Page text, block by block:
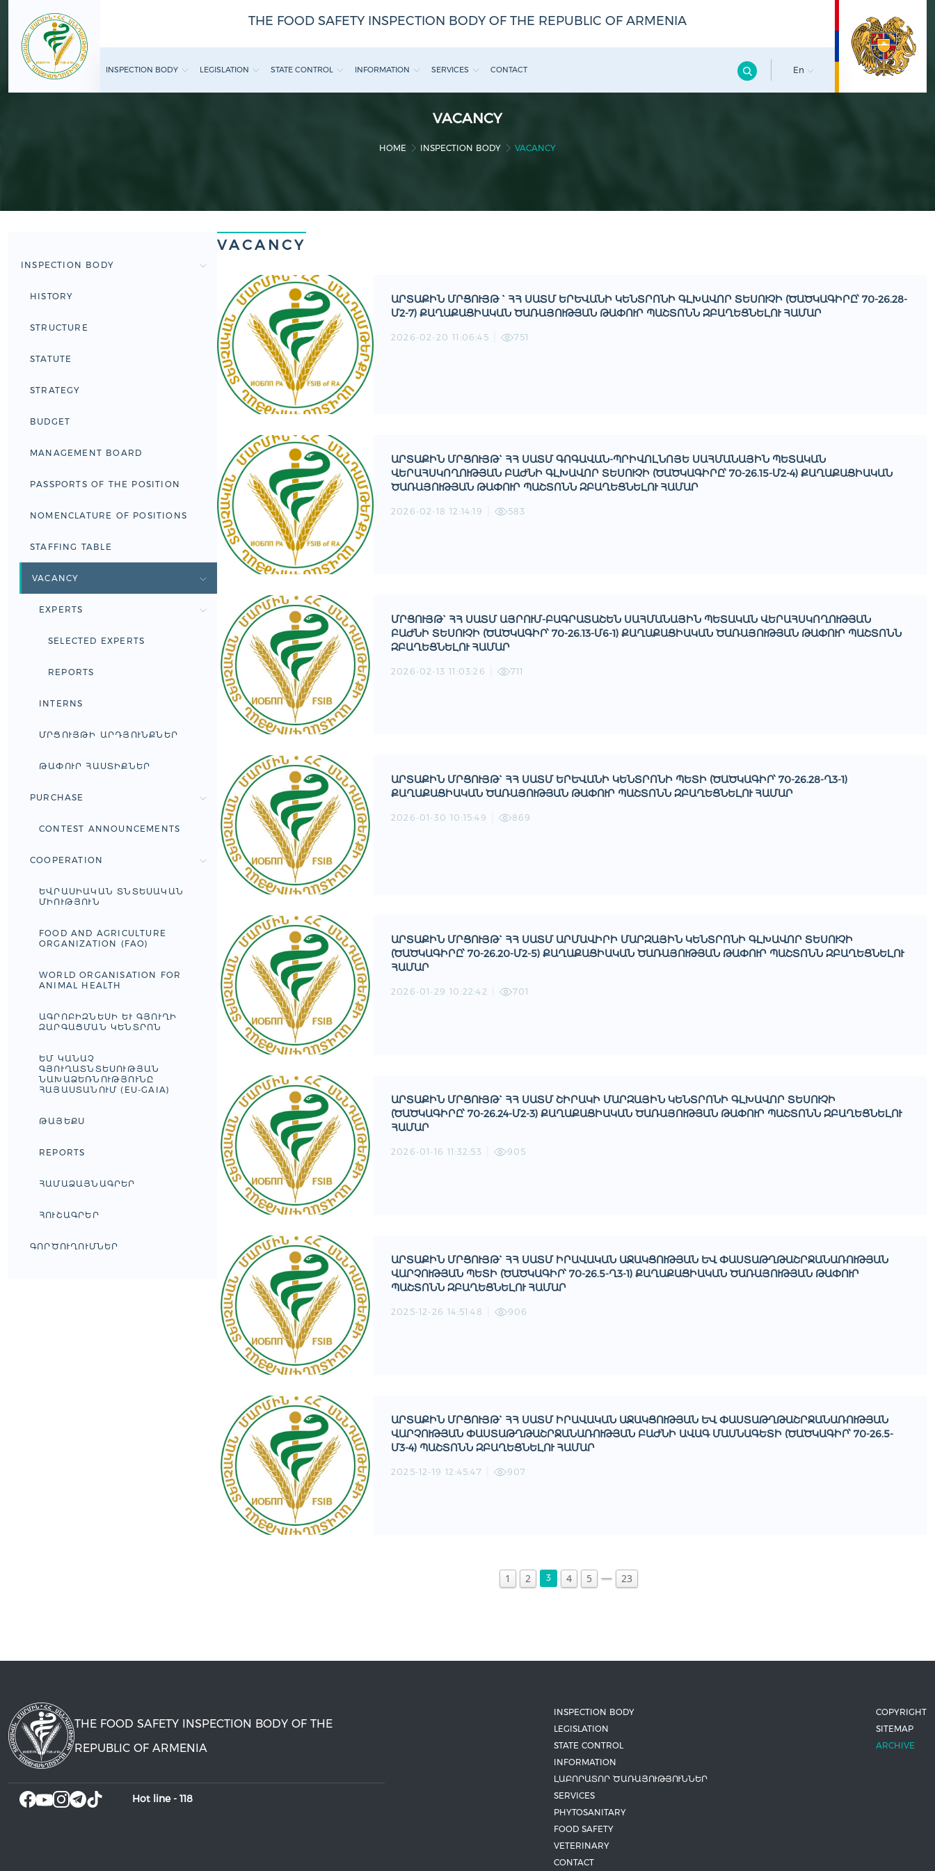
THE FOOD SAFETY INSPECTION BODY OF THE REPUBLIC OF ARMENIA
INSPECTION BODY LEGISLATION STATE CONTROL INFORMATION SERVICES CONTACT En
VACANCY
HOME INSPECTION BODY VACANCY
INSPECTION BODY
HISTORY
STRUCTURE
STATUTE
STRATEGY
BUDGET
MANAGEMENT BOARD
PASSPORTS OF THE POSITION
NOMENCLATURE OF POSITIONS
STAFFING TABLE
VACANCY
EXPERTS
SELECTED EXPERTS
REPORTS
INTERNS
ՄՐՑՈՒՅԹԻ ԱՐԴՅՈՒՆՔՆԵՐ
ԹԱՓՈՒՐ ՀԱՍՏԻՔՆԵՐ
PURCHASE
CONTEST ANNOUNCEMENTS
COOPERATION
ԵՎՐԱՍԻԱԿԱՆ ՏՆՏԵՍԱԿԱՆ
ՄԻՈՒԹՅՈՒՆ
FOOD AND AGRICULTURE
ORGANIZATION (FAO)
WORLD ORGANISATION FOR
ANIMAL HEALTH
ԱԳՐՈԲԻԶՆԵՍԻ ԵՒ ԳՅՈՒՂԻ Զ
ԱՐԳԱՑՄԱՆ ԿԵՆՏՐՈՆ
ԵՄ ԿԱՆԱՉ
ԳՅՈՒՂԱՏՆՏԵՍՈՒԹՅԱՆ
ՆԱԽԱՁԵՌՆՈՒԹՅՈՒՆԸ
ՀԱՅԱՍՏԱՆՈՒՄ (EU-GAIA)
ԹԱՅԵՔՍ
REPORTS
ՀԱՄԱՁԱՅՆԱԳՐԵՐ
ՀՈՒՇԱԳՐԵՐ
ԳՈՐԾՈՒՂՈՒՄՆԵՐ
VACANCY
ԱՐՏԱՔԻՆ ՄՐՑՈՒՅԹ ` ՀՀ ՍԱՏՄ ԵՐԵՒԱՆԻ ԿԵՆՏՐՈՆԻ ԳԼԽԱՎՈՐ ՏԵՍՈՒՉԻ (ԾԱԾԿԱԳԻՐԸ՝ 70-26.28-Մ
2-7) ՔԱՂԱՔԱՑԻԱԿԱՆ ԾԱՌԱՅՈՒԹՅԱՆ ԹԱՓՈՒՐ ՊԱՇՏՈՆՆ ԶԲԱՂԵՑՆԵԼՈՒ ՀԱՄԱՐ
2026-02-20 11:06:45 751
ԱՐՏԱՔԻՆ ՄՐՑՈՒՅԹ` ՀՀ ՍԱՏՄ ԳՈԳԱՎԱՆ-ՊՐԻՎՈԼՆՈՅԵ ՍԱՀՄԱՆԱՅԻՆ ՊԵՏԱԿԱՆ
ՎԵՐԱՀՍԿՈՂՈՒԹՅԱՆ ԲԱԺՆԻ ԳԼԽԱՎՈՐ ՏԵՍՈՒՉԻ (ԾԱԾԿԱԳԻՐԸ՝ 70-26.15-Մ2-4) ՔԱՂԱՔԱՑԻԱԿԱՆ
ԾԱՌԱՅՈՒԹՅԱՆ ԹԱՓՈՒՐ ՊԱՇՏՈՆՆ ԶԲԱՂԵՑՆԵԼՈՒ ՀԱՄԱՐ
2026-02-18 12:14:19 583
ՄՐՑՈՒՅԹ` ՀՀ ՍԱՏՄ ԱՅՐՈՒՄ-ԲԱԳՐԱՏԱՇԵՆ ՍԱՀՄԱՆԱՅԻՆ ՊԵՏԱԿԱՆ ՎԵՐԱՀՍԿՈՂՈՒԹՅԱՆ
ԲԱԺՆԻ ՏԵՍՈՒՉԻ (ԾԱԾԿԱԳԻՐ՝ 70-26.13-Մ6-1) ՔԱՂԱՔԱՑԻԱԿԱՆ ԾԱՌԱՅՈՒԹՅԱՆ ԹԱՓՈՒՐ ՊԱՇՏՈՆՆ
ԶԲԱՂԵՑՆԵԼՈՒ ՀԱՄԱՐ
2026-02-13 11:03:26 711
ԱՐՏԱՔԻՆ ՄՐՑՈՒՅԹ` ՀՀ ՍԱՏՄ ԵՐԵՎԱՆԻ ԿԵՆՏՐՈՆԻ ՊԵՏԻ (ԾԱԾԿԱԳԻՐ՝ 70-26.28-Ղ3-1)
ՔԱՂԱՔԱՑԻԱԿԱՆ ԾԱՌԱՅՈՒԹՅԱՆ ԹԱՓՈՒՐ ՊԱՇՏՈՆՆ ԶԲԱՂԵՑՆԵԼՈՒ ՀԱՄԱՐ
2026-01-30 10:15:49 869
ԱՐՏԱՔԻՆ ՄՐՑՈՒՅԹ` ՀՀ ՍԱՏՄ ԱՐՄԱՎԻՐԻ ՄԱՐԶԱՅԻՆ ԿԵՆՏՐՈՆԻ ԳԼԽԱՎՈՐ ՏԵՍՈՒՉԻ
(ԾԱԾԿԱԳԻՐԸ՝ 70-26.20-Մ2-5) ՔԱՂԱՔԱՑԻԱԿԱՆ ԾԱՌԱՅՈՒԹՅԱՆ ԹԱՓՈՒՐ ՊԱՇՏՈՆՆ ԶԲԱՂԵՑՆԵԼՈՒ
ՀԱՄԱՐ
2026-01-29 10:22:42 701
ԱՐՏԱՔԻՆ ՄՐՑՈՒՅԹ` ՀՀ ՍԱՏՄ ՇԻՐԱԿԻ ՄԱՐԶԱՅԻՆ ԿԵՆՏՐՈՆԻ ԳԼԽԱՎՈՐ ՏԵՍՈՒՉԻ
(ԾԱԾԿԱԳԻՐԸ՝ 70-26.24-Մ2-3) ՔԱՂԱՔԱՑԻԱԿԱՆ ԾԱՌԱՅՈՒԹՅԱՆ ԹԱՓՈՒՐ ՊԱՇՏՈՆՆ ԶԲԱՂԵՑՆԵԼՈՒ
ՀԱՄԱՐ
2026-01-16 11:32:53 905
ԱՐՏԱՔԻՆ ՄՐՑՈՒՅԹ` ՀՀ ՍԱՏՄ ԻՐԱՎԱԿԱՆ ԱՋԱԿՑՈՒԹՅԱՆ ԵՒ ՓԱՍՏԱԹՂԹԱՇՐՋԱՆԱՌՈՒԹՅԱՆ Վ
ԱՐՉՈՒԹՅԱՆ ՊԵՏԻ (ԾԱԾԿԱԳԻՐ՝ 70-26.5-Ղ3-1) ՔԱՂԱՔԱՑԻԱԿԱՆ ԾԱՌԱՅՈՒԹՅԱՆ ԹԱՓՈՒՐ Պ
ԱՇՏՈՆՆ ԶԲԱՂԵՑՆԵԼՈՒ ՀԱՄԱՐ
2025-12-26 14:51:48 906
ԱՐՏԱՔԻՆ ՄՐՑՈՒՅԹ` ՀՀ ՍԱՏՄ ԻՐԱՎԱԿԱՆ ԱՋԱԿՑՈՒԹՅԱՆ ԵՒ ՓԱՍՏԱԹՂԹԱՇՐՋԱՆԱՌՈՒԹՅԱՆ Վ
ԱՐՉՈՒԹՅԱՆ ՓԱՍՏԱԹՂԹԱՇՐՋԱՆԱՌՈՒԹՅԱՆ ԲԱԺՆԻ ԱՎԱԳ ՄԱՍՆԱԳԵՏԻ (ԾԱԾԿԱԳԻՐ՝ 70-26.5-Մ
3-4) ՊԱՇՏՈՆՆ ԶԲԱՂԵՑՆԵԼՈՒ ՀԱՄԱՐ
2025-12-19 12:45:47 907
1 2 3 4 5 23
THE FOOD SAFETY INSPECTION BODY OF THE
REPUBLIC OF ARMENIA
Hot line - 118
INSPECTION BODY
LEGISLATION
STATE CONTROL
INFORMATION
ԼԱԲՈՐԱՏՈՐ ԾԱՌԱՅՈՒԹՅՈՒՆՆԵՐ
SERVICES
PHYTOSANITARY
FOOD SAFETY
VETERINARY
CONTACT
COPYRIGHT
SITEMAP
ARCHIVE